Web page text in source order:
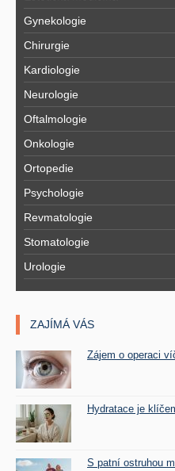
Gynekologie
Chirurgie
Kardiologie
Neurologie
Oftalmologie
Onkologie
Ortopedie
Psychologie
Revmatologie
Stomatologie
Urologie
ZAJÍMÁ VÁS
Zájem o operaci
Hydratace je
S patní ostruhou